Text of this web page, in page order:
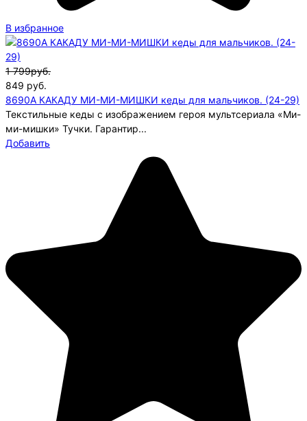
В избранное
1 799руб.
849 руб.
8690A КАКАДУ МИ-МИ-МИШКИ кеды для мальчиков. (24-29)
Текстильные кеды с изображением героя мультсериала «Ми-
ми-мишки» Тучки. Гарантир...
Добавить